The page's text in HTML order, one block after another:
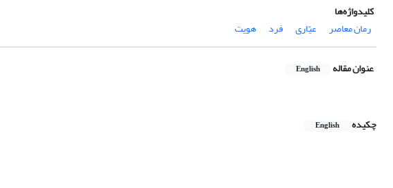
کلیدواژه‌ها
رمان معاصر
عیّاری فرد هویت
عنوان مقاله English
چکیده English